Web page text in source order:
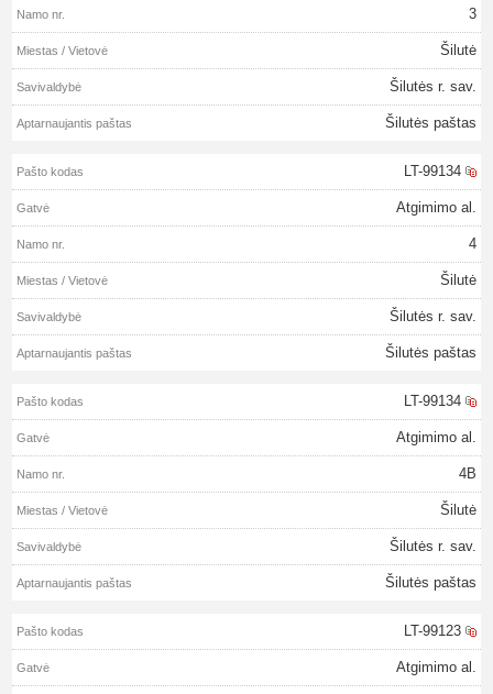
3
Šilutė
Šilutės r. sav.
Šilutės paštas
LT-99134
Atgimimo al.
4
Šilutė
Šilutės r. sav.
Šilutės paštas
LT-99134
Atgimimo al.
4B
Šilutė
Šilutės r. sav.
Šilutės paštas
LT-99123
Atgimimo al.